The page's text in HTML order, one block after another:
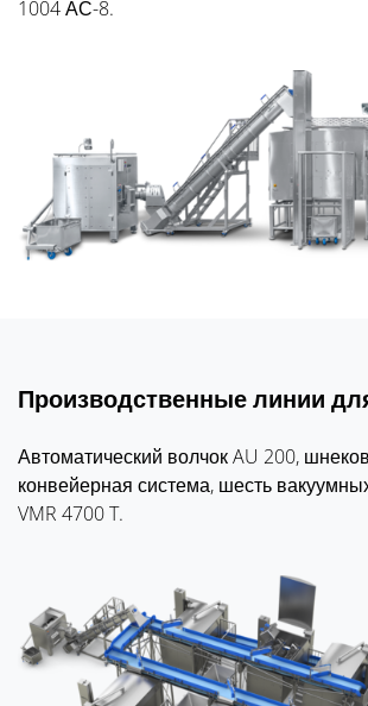
1004 АС-8.
Производственные линии
Автоматический волчок AU 200,
конвейерная система, шесть
VMR 4700 T.